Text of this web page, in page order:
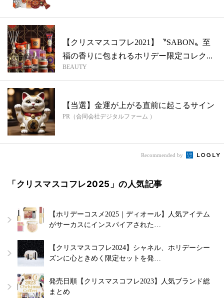
【クリスマスコフレ2021】〝SABON〟至
福の香りに包まれるホリデー限定コレク...
BEAUTY
【当選】金運が上がる直前に起こるサイン
PR（合同会社デジタルファーム ）
Recommended by
「クリスマスコフレ2025」の人気記事
【ホリデーコスメ2025｜ディオール】人気アイテム
がサーカスにインスパイアされた…
【クリスマスコフレ2024】シャネル、ホリデーシー
ズンに心ときめく限定セットを発…
発売日順【クリスマスコフレ2023】人気ブランド総
まとめ